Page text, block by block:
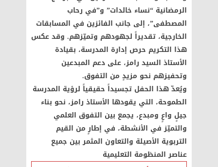
الرمضانية “نساء خالدات” و”في رحاب
المصطفى”، إلى جانب الفائزين في المسابقات
الخارجية، تقديراً لجهودهم وتميّزهم. وقد عكس
هذا التكريم حرص إدارة المدرسة، بقيادة
الأستاذ السيد رامز، على دعم المبدعين
وتحفيزهم نحو مزيدٍ من التفوق.
ويُعدّ هذا الحفل تجسيداً حقيقياً لرؤية المدرسة
الطموحة، التي يقودها الأستاذ رامز، نحو بناء
جيلٍ واعٍ ومبدع، يجمع بين التفوق العلمي
والتميّز في الأنشطة، في إطارٍ من القيم
التربوية الأصيلة والتعاون المثمر بين جميع
عناصر المنظومة التعليمية